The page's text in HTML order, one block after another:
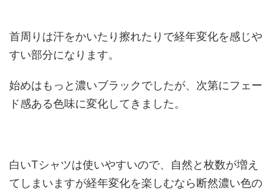
首周りは汗をかいたり擦れたりで経年変化を感じや
すい部分になります。
始めはもっと濃いブラックでしたが、次第にフェー
ド感ある色味に変化してきました。
白いTシャツは使いやすいので、自然と枚数が増え
てしまいますが経年変化を楽しむなら断然濃い色の